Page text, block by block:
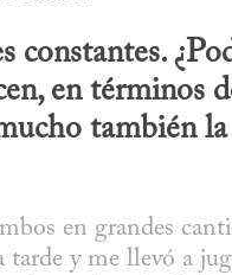
constantes.
en términos
también
en grandes
tarde y me llevó a